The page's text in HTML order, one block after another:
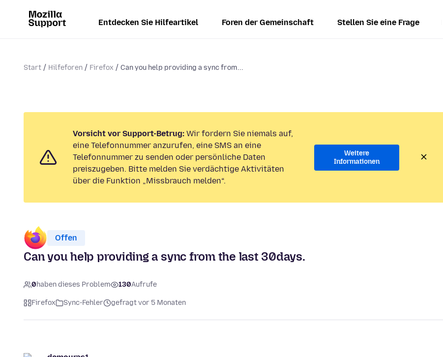
Entdecken Sie Hilfeartikel Foren der Gemeinschaft Stellen Sie eine Frage
Start Hilfeforen Firefox Can you help providing a sync from...
Vorsicht vor Support-Betrug: Wir fordern Sie niemals auf,
eine Telefonnummer anzurufen, eine SMS an eine
Telefonnummer zu senden oder persönliche Daten
preiszugeben. Bitte melden Sie verdächtige Aktivitäten
über die Funktion „Missbrauch melden“.
Weitere
Informationen
Offen
Can you help providing a sync from the last 30days.
0haben dieses Problem 130Aufrufe
Firefox Sync-Fehler gefragt vor 5 Monaten